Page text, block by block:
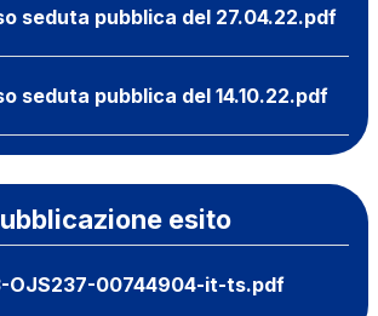
seduta pubblica del 27.04.22.pdf
seduta pubblica del 14.10.22.pdf
esito
OJS237-00744904-it-ts.pdf